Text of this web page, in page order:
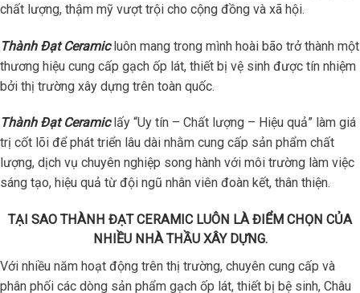
chất lượng, thậm mỹ vượt trội cho cộng đồng và xã hội.
Thành Đạt Ceramicluôn mang trong mình hoài bão trở thành một
thương hiệu cung cấp gạch ốp lát, thiết bị vệ sinh được tín nhiệm
bởi thị trường xây dựng trên toàn quốc.
Thành Đạt Ceramiclấy “Uy tín – Chất lượng – Hiệu quả” làm giá
trị cốt lõi để phát triển lâu dài nhằm cung cấp sản phẩm chất
lượng, dịch vụ chuyên nghiệp song hành với môi trường làm việc
sáng tạo, hiệu quả từ đội ngũ nhân viên đoàn kết, thân thiện.
TẠI SAO THÀNH ĐẠT CERAMIC LUÔN LÀ ĐIỂM CHỌN CỦA
NHIỀU NHÀ THẦU XÂY DỰNG.
Với nhiều năm hoạt động trên thị trường, chuyên cung cấp và
phân phối các dòng sản phẩm gạch ốp lát, thiết bị bệ sinh, Châu